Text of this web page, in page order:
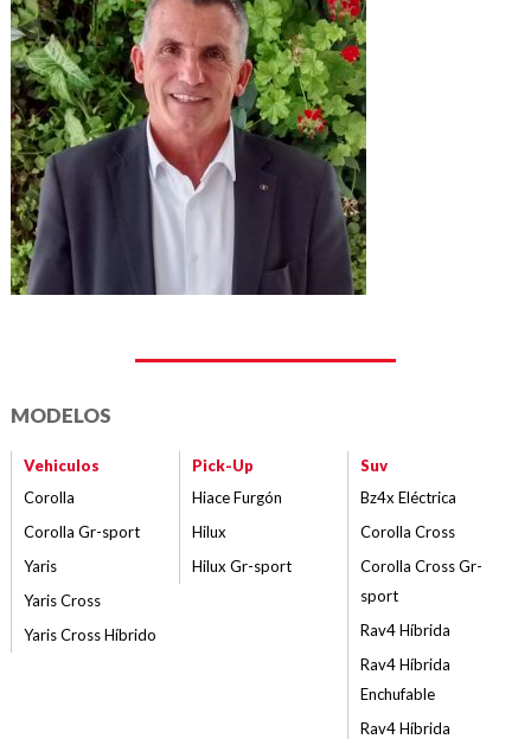
MODELOS
Vehiculos
Corolla
Corolla Gr-sport
Yaris
Yaris Cross
Yaris Cross Híbrido
Pick-Up
Hiace Furgón
Hilux
Hilux Gr-sport
Suv
Bz4x Eléctrica
Corolla Cross
Corolla Cross Gr-
sport
Rav4 Híbrida
Rav4 Híbrida
Enchufable
Rav4 Híbrida